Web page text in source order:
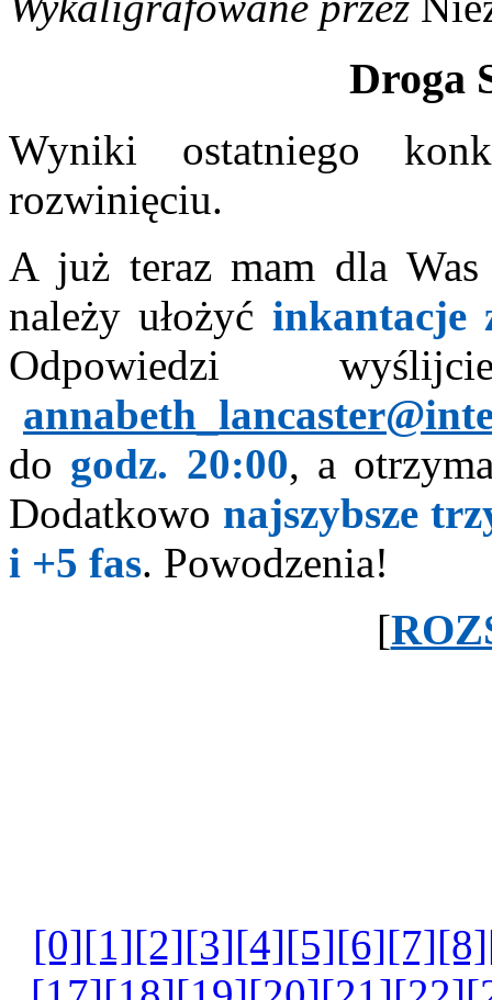
Droga
Wyniki ostatniego
rozwinięciu.
A już teraz mam dla
należy ułożyć inkantacje
Odpowiedzi
do godz. 20:00, a
Dodatkowo najszybsze
i +5 fas. Powodzenia!
[
[0][1][2][3][4][5][6][7][8]